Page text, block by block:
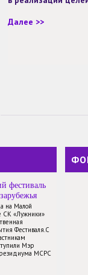
Далее >>
фестиваль
на Малой
СК «Лужники»
Фестиваля.С
Мэр
МСРС